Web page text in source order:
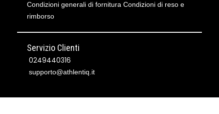
Condizioni generali di fornitura Condizioni di reso e
rimborso
Servizio Clienti
0249440316
supporto@athlentiq.it